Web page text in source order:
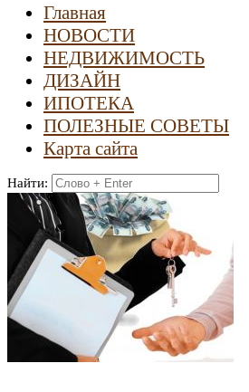
Главная
НОВОСТИ
НЕДВИЖИМОСТЬ
ДИЗАЙН
ИПОТЕКА
ПОЛЕЗНЫЕ СОВЕТЫ
Карта сайта
Найти: